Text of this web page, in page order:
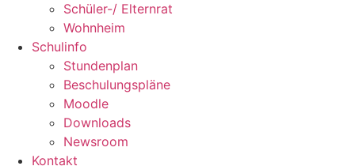
Schüler-/ Elternrat
Wohnheim
Schulinfo
Stundenplan
Beschulungspläne
Moodle
Downloads
Newsroom
Kontakt